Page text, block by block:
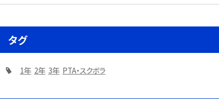
タグ
1年 2年 3年 PTA・スクボラ